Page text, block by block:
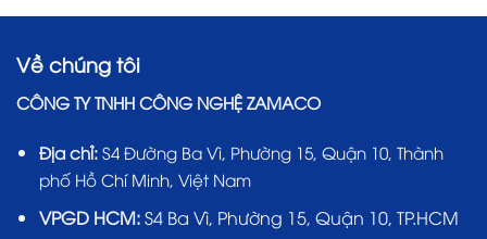
Về chúng tôi
CÔNG TY TNHH CÔNG NGHỆ ZAMACO
Địa chỉ: S4 Đường Ba Vì, Phường 15, Quận 10, Thành
phố Hồ Chí Minh, Việt Nam
VPGD HCM:S4 Ba Vì, Phường 15, Quận 10, TP.HCM